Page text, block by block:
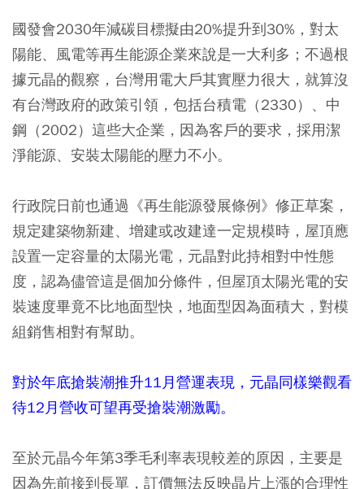
國發會2030年減碳目標擬由20%提升到30%，對太
陽能、風電等再生能源企業來說是一大利多；不過根
據元晶的觀察，台灣用電大戶其實壓力很大，就算沒
有台灣政府的政策引領，包括台積電（2330）、中
鋼（2002）這些大企業，因為客戶的要求，採用潔
淨能源、安裝太陽能的壓力不小。
行政院日前也通過《再生能源發展條例》修正草案，
規定建築物新建、增建或改建達一定規模時，屋頂應
設置一定容量的太陽光電，元晶對此持相對中性態
度，認為儘管這是個加分條件，但屋頂太陽光電的安
裝速度畢竟不比地面型快，地面型因為面積大，對模
組銷售相對有幫助。
對於年底搶裝潮推升11月營運表現，元晶同樣樂觀看
待12月營收可望再受搶裝潮激勵。
至於元晶今年第3季毛利率表現較差的原因，主要是
因為先前接到長單，訂價無法反映晶片上漲的合理性